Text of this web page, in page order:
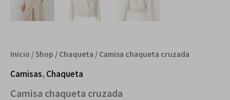
Inicio / Shop / Chaqueta / Camisa chaqueta cruzada
Camisas, Chaqueta
Camisa chaqueta cruzada